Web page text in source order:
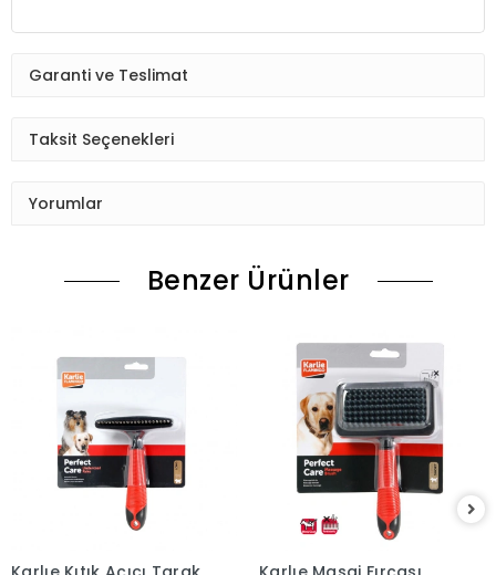
Garanti ve Teslimat
Taksit Seçenekleri
Yorumlar
Benzer Ürünler